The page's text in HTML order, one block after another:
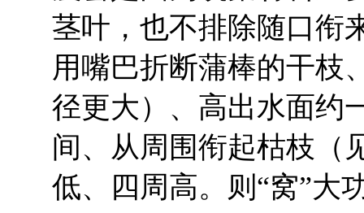
茎叶，也不排除随口衔
用嘴巴折断蒲棒的干枝
径更大）、高出水面约
间、从周围衔起枯枝（
低、四周高。则“窝”大